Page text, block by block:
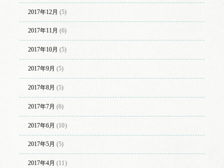
2017年12月 (5)
2017年11月 (6)
2017年10月 (5)
2017年9月 (5)
2017年8月 (5)
2017年7月 (6)
2017年6月 (10)
2017年5月 (5)
2017年4月 (11)